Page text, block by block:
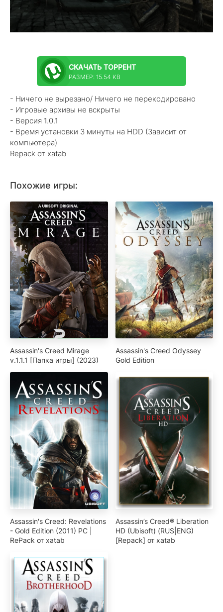
СКАЧАТЬ ТОРРЕНТ
РАЗМЕР: 15.54 KB
- Ничего не вырезано/ Ничего не перекодировано
- Игровые архивы не вскрыты
- Версия 1.0.1
- Время установки 3 минуты на HDD (Зависит от
компьютера)
Repack от xatab
Похожие игры:
Assassin's Creed Mirage
v.1.1.1 [Папка игры] (2023)
Assassin's Creed Odyssey
Gold Edition
Assassin's Creed: Revelations
- Gold Edition (2011) PC |
RePack от xatab
Assassin’s Creed® Liberation
HD (Ubisoft) (RUS|ENG)
[Repack] от xatab